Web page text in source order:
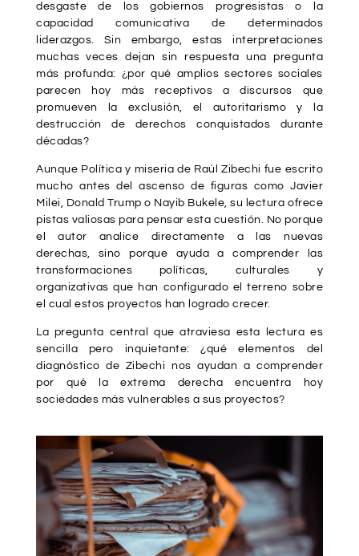
desgaste de los gobiernos progresistas o la
capacidad comunicativa de determinados
liderazgos. Sin embargo, estas interpretaciones
muchas veces dejan sin respuesta una pregunta
más profunda: ¿por qué amplios sectores sociales
parecen hoy más receptivos a discursos que
promueven la exclusión, el autoritarismo y la
destrucción de derechos conquistados durante
décadas?
Aunque Política y miseria de Raúl Zibechi fue escrito
mucho antes del ascenso de figuras como Javier
Milei, Donald Trump o Nayib Bukele, su lectura ofrece
pistas valiosas para pensar esta cuestión. No porque
el autor analice directamente a las nuevas
derechas, sino porque ayuda a comprender las
transformaciones políticas, culturales y
organizativas que han configurado el terreno sobre
el cual estos proyectos han logrado crecer.
La pregunta central que atraviesa esta lectura es
sencilla pero inquietante: ¿qué elementos del
diagnóstico de Zibechi nos ayudan a comprender
por qué la extrema derecha encuentra hoy
sociedades más vulnerables a sus proyectos?